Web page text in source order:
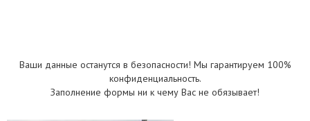
Ваши данные останутся в безопасности! Мы гарантируем 100%
конфиденциальность.
Заполнение формы ни к чему Вас не обязывает!